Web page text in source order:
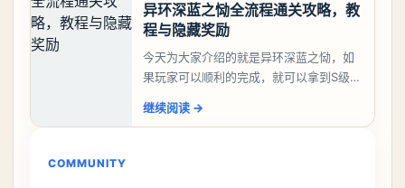
异环深蓝之恸全流程通关攻略，教
程与隐藏奖励
今天为大家介绍的就是异环深蓝之恸，如
果玩家可以顺利的完成，就可以拿到S级弧
比较高的，对于那些新手玩家并不建议直
继续阅读 →
COMMUNITY